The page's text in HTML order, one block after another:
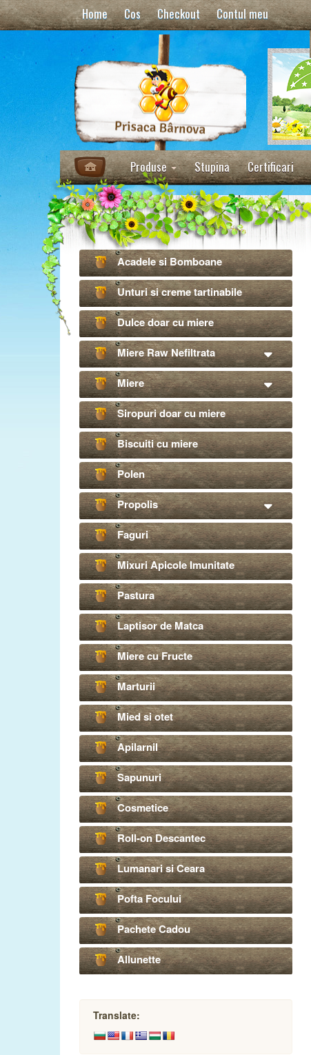
Home Cos Checkout Contul meu
Produse Stupina Certificari
Acadele si Bomboane
Unturi si creme tartinabile
Dulce doar cu miere
Miere Raw Nefiltrata
Miere
Siropuri doar cu miere
Biscuiti cu miere
Polen
Propolis
Faguri
Mixuri Apicole Imunitate
Pastura
Laptisor de Matca
Miere cu Fructe
Marturii
Mied si otet
Apilarnil
Sapunuri
Cosmetice
Roll-on Descantec
Lumanari si Ceara
Pofta Focului
Pachete Cadou
Allunette
Translate: